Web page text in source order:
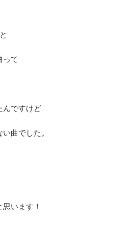
って
んですけど
曲でした。
います！